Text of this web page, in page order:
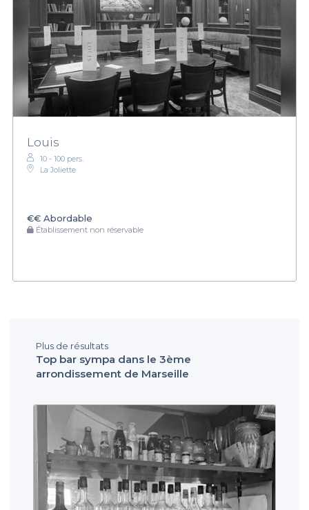
Louis
10 - 100 pers.
La Joliette
€€ Abordable
Établissement non réservable
Plus de résultats
Top bar sympa dans le 3ème
arrondissement de Marseille